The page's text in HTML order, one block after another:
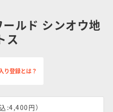
ルド シンオウ地
ス
り登録とは？
:4,400円）